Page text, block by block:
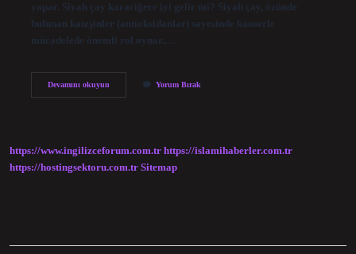
yapar. Siyah çay karaciğere iyi gelir mi? Siyah çay, özünde
bulunan kateşinler (antioksidanlar) sayesinde kanserle
mücadelede önemli rol oynar.…
Devamını okuyunSiyah
Yorum Bırak
https://www.ingilizceforum.com.tr https://islamihaberler.com.tr
https://hostingsektoru.com.tr Sitemap